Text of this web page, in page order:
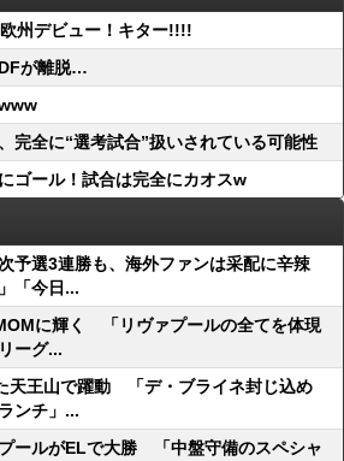
州デビュー！キター!!!!
DFが離脱…
完全に“選考試合”扱いされている可能性
ゴール！試合は完全にカオスw
予選3連勝も、海外ファンは采配に辛辣
「今日...
に輝く 「リヴァプールの全てを体現
ーグ...
天王山で躍動 「デ・ブライネ封じ込め
ンチ」...
ールがELで大勝 「中盤守備のスペシャ